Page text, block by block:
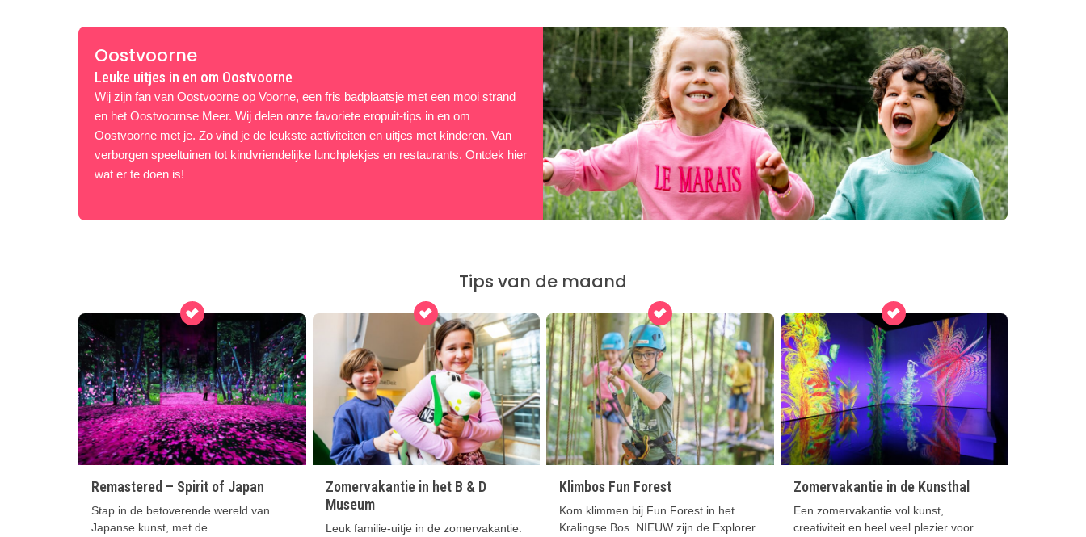
Oostvoorne
Leuke uitjes in en om Oostvoorne
Wij zijn fan van Oostvoorne op Voorne, een fris badplaatsje met een mooi strand
en het Oostvoornse Meer. Wij delen onze favoriete eropuit-tips in en om
Oostvoorne met je. Zo vind je de leukste activiteiten en uitjes met kinderen. Van
verborgen speeltuinen tot kindvriendelijke lunchplekjes en restaurants. Ontdek hier
wat er te doen is!
Tips van de maand
Remastered – Spirit of Japan
Stap in de betoverende wereld van
Japanse kunst, met de
Zomervakantie in het B & D
Museum
Leuk familie-uitje in de zomervakantie:
Klimbos Fun Forest
Kom klimmen bij Fun Forest in het
Kralingse Bos. NIEUW zijn de Explorer
Zomervakantie in de Kunsthal
Een zomervakantie vol kunst,
creativiteit en heel veel plezier voor